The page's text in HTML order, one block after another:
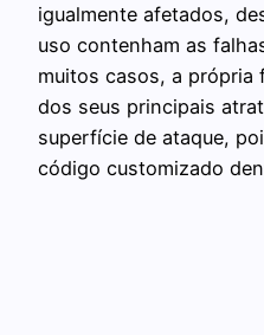
igualmente afetados,
uso contenham as
muitos casos, a própria
dos seus principais
superfície de ataque,
código customizado